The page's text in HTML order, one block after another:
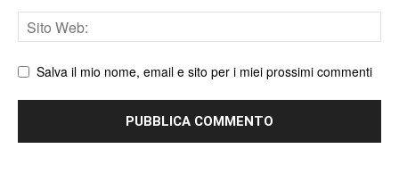
Sito
web
Salva il mio nome, email e sito per i miei prossimi commenti